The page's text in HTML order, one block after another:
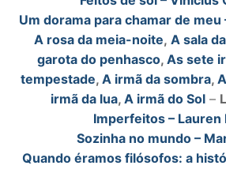
Um dorama para chamar de meu
A rosa da meia-noite, A sala
garota do penhasco, As sete
tempestade, A irmã da sombra,
irmã da lua, A irmã do Sol–
Imperfeitos – Lauren
Sozinha no mundo –
Quando éramos filósofos: a